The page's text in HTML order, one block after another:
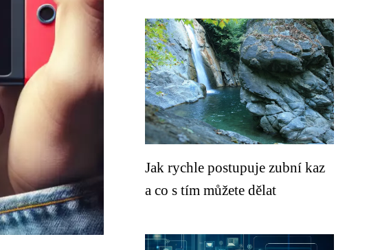
Jak rychle postupuje zubní kaz
a co s tím můžete dělat